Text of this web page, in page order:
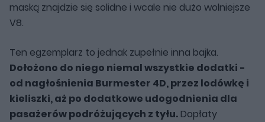
maską znajdzie się solidne i wcale nie dużo wolniejsze
V8.
Ten egzemplarz to jednak zupełnie inna bajka.
Dołożono do niego niemal wszystkie dodatki -
od nagłośnienia Burmester 4D, przez lodówkę i
kieliszki, aż po dodatkowe udogodnienia dla
pasażerów podróżujących z tyłu. Dopłaty